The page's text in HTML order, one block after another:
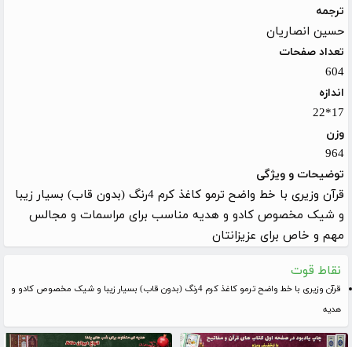
ترجمه
حسین انصاریان
تعداد صفحات
604
اندازه
17*22
وزن
964
توضیحات و ویژگی
قرآن وزیری با خط واضح ترمو کاغذ کرم 4رنگ (بدون قاب) بسیار زیبا
و شیک مخصوص کادو و هدیه مناسب برای مراسمات و مجالس
مهم و خاص برای عزیزانتان
نقاط قوت
قرآن وزیری با خط واضح ترمو کاغذ کرم 4رنگ (بدون قاب) بسیار زیبا و شیک مخصوص کادو و
هدیه